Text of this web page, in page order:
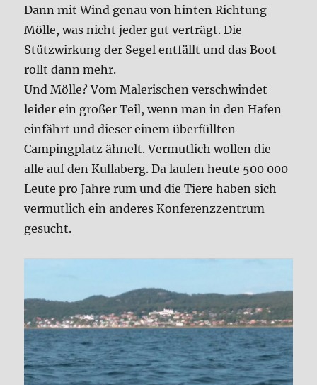
Dann mit Wind genau von hinten Richtung
Mölle, was nicht jeder gut verträgt. Die
Stützwirkung der Segel entfällt und das Boot
rollt dann mehr.
Und Mölle? Vom Malerischen verschwindet
leider ein großer Teil, wenn man in den Hafen
einfährt und dieser einem überfüllten
Campingplatz ähnelt. Vermutlich wollen die
alle auf den Kullaberg. Da laufen heute 500 000
Leute pro Jahre rum und die Tiere haben sich
vermutlich ein anderes Konferenzzentrum
gesucht.